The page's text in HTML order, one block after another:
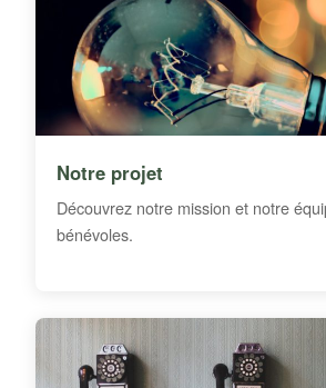
Notre projet
Découvrez notre mission et notre
bénévoles.